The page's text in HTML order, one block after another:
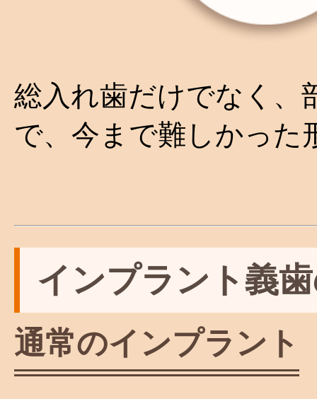
総入れ歯だけでなく、
で、今まで難しかった
インプラント義
通常のインプラント